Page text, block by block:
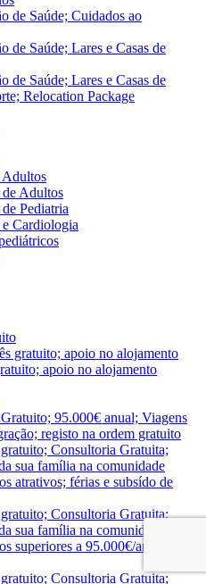
de Saúde; Cuidados ao
de Saúde; Lares e Casas de
de Saúde; Lares e Casas de
Relocation Package
Adultos
Adultos
Pediatria
Cardiologia
gratuito; apoio no alojamento
apoio no alojamento
95.000€ anual; Viagens
registo na ordem gratuito
Consultoria Gratuita;
sua família na comunidade
atrativos; férias e subsído de
Consultoria Gratuita;
sua família na comunidade
superiores a 95.000€/ano; férias
Consultoria Gratuita;